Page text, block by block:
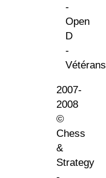
-
Open
D
-
Vétérans
2007-
2008
©
Chess
&
Strategy